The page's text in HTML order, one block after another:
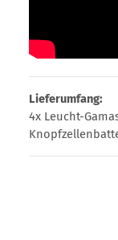
Lieferumfang:
4x Leucht-